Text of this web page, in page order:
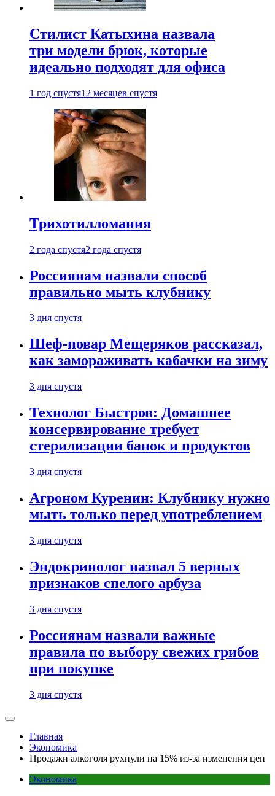
Стилист Катыхина назвала
три модели брюк, которые
идеально подходят для офиса
1 год спустя12 месяцев спустя
Трихотилломания
2 года спустя2 года спустя
Россиянам назвали способ
правильно мыть клубнику
3 дня спустя
Шеф-повар Мещеряков рассказал,
как замораживать кабачки на зиму
3 дня спустя
Технолог Быстров: Домашнее
консервирование требует
стерилизации банок и продуктов
3 дня спустя
Агроном Куренин: Клубнику нужно
мыть только перед употреблением
3 дня спустя
Эндокринолог назвал 5 верных
признаков спелого арбуза
3 дня спустя
Россиянам назвали важные
правила по выбору свежих грибов
при покупке
3 дня спустя
Главная
Экономика
Продажи алкоголя рухнули на 15% из-за изменения цен
Экономика